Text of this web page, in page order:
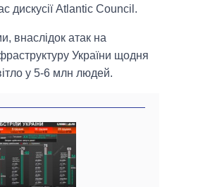
дискусії Atlantic Council.
внаслідок атак на
України щодня
у 5-6 млн людей.